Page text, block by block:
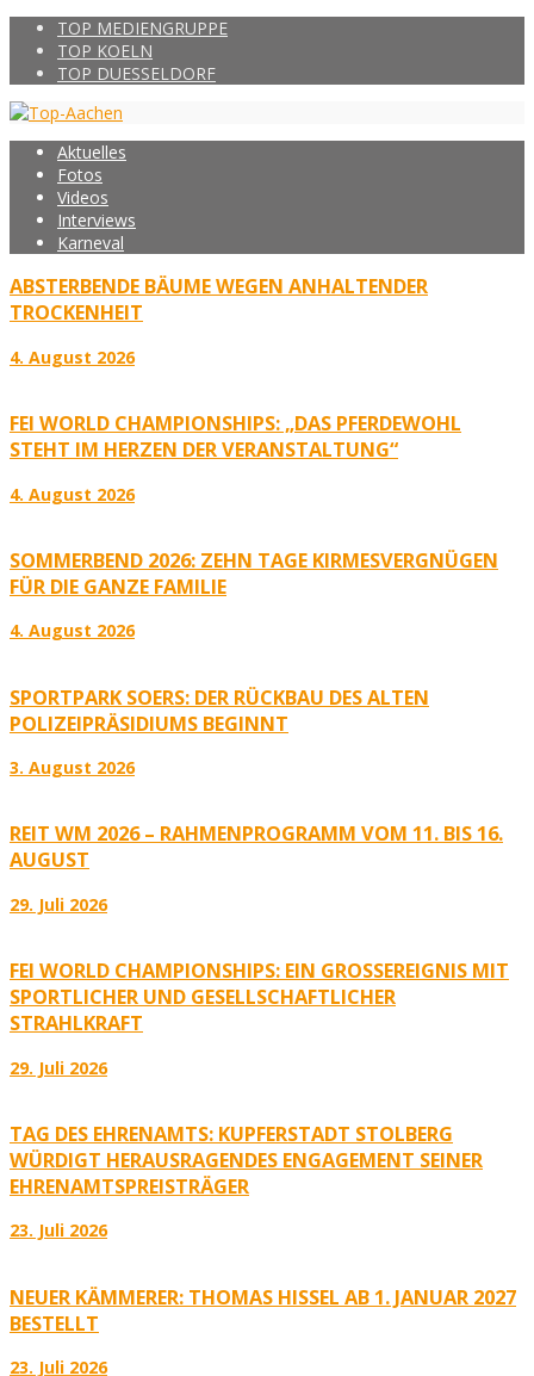
TOP MEDIENGRUPPE
TOP KOELN
TOP DUESSELDORF
Aktuelles
Fotos
Videos
Interviews
Karneval
ABSTERBENDE BÄUME WEGEN ANHALTENDER
TROCKENHEIT
4. August 2026
FEI WORLD CHAMPIONSHIPS: „DAS PFERDEWOHL
STEHT IM HERZEN DER VERANSTALTUNG“
4. August 2026
SOMMERBEND 2026: ZEHN TAGE KIRMESVERGNÜGEN
FÜR DIE GANZE FAMILIE
4. August 2026
SPORTPARK SOERS: DER RÜCKBAU DES ALTEN
POLIZEIPRÄSIDIUMS BEGINNT
3. August 2026
REIT WM 2026 – RAHMENPROGRAMM VOM 11. BIS 16.
AUGUST
29. Juli 2026
FEI WORLD CHAMPIONSHIPS: EIN GROSSEREIGNIS MIT S
PORTLICHER UND GESELLSCHAFTLICHER S
TRAHLKRAFT
29. Juli 2026
TAG DES EHRENAMTS: KUPFERSTADT STOLBERG
WÜRDIGT HERAUSRAGENDES ENGAGEMENT SEINER
EHRENAMTSPREISTRÄGER
23. Juli 2026
NEUER KÄMMERER: THOMAS HISSEL AB 1. JANUAR 2027
BESTELLT
23. Juli 2026